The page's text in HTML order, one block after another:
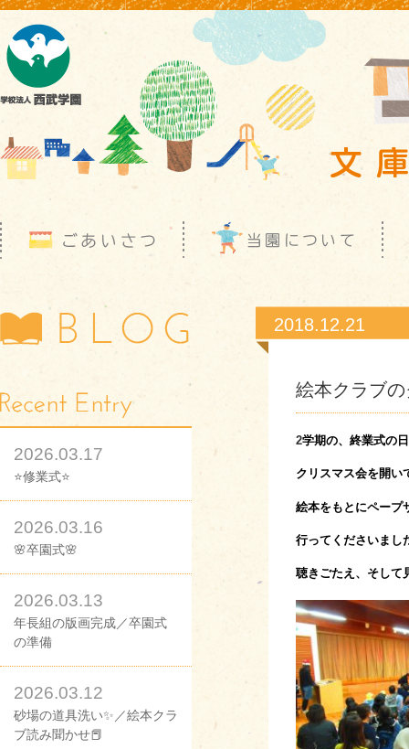
2026.03.17
⭐修業式⭐
2026.03.16
🌸卒園式🌸
2026.03.13
年長組の版画完成／卒園式
の準備
2026.03.12
砂場の道具洗い✨／絵本クラ
ブ読み聞かせ📕
2018.12.21
絵本クラブ
2学期の、終業式の
クリスマス会を開い
絵本をもとにペープ
行ってくださいまし
聴きごたえ、そして